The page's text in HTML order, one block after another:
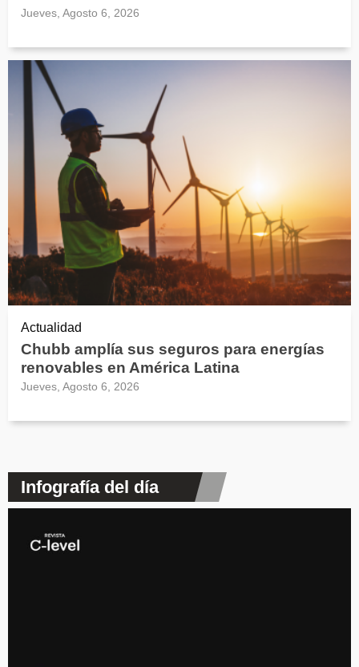
Jueves, Agosto 6, 2026
Actualidad
Chubb amplía sus seguros para energías
renovables en América Latina
Jueves, Agosto 6, 2026
Infografía del día